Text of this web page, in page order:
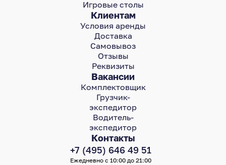
Контакты
+7 (495) 646 49 51
Ежедневно с 10:00 до 21:00
Клиентам
Условия аренды
Доставка
Самовывоз
Отзывы
Реквизиты
Вакансии
Комплектовщик
Грузчик-
экспедитор
Водитель-
экспедитор
Игровые столы